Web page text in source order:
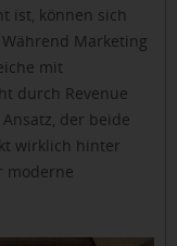
ist, können sich
Marketing
mit
durch Revenue
der beide
wirklich hinter
moderne